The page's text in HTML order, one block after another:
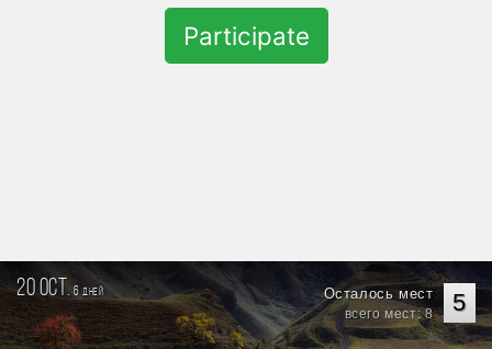
Participate
20 oct. 6 дней 5
Осталось мест
всего мест: 8